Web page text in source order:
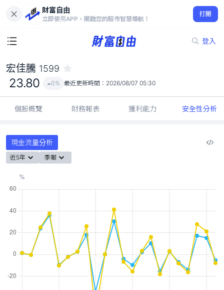
財富自由
立即使用APP，開啟您的股市智慧導航！
打開
登入
23.80
0%
宏佳騰 1599
23.80 0% 最近更新時間： 2026/08/07 05:30
個股概覽 財務報表 獲利能力 安全性分析
現金流量分析
近5年 季報